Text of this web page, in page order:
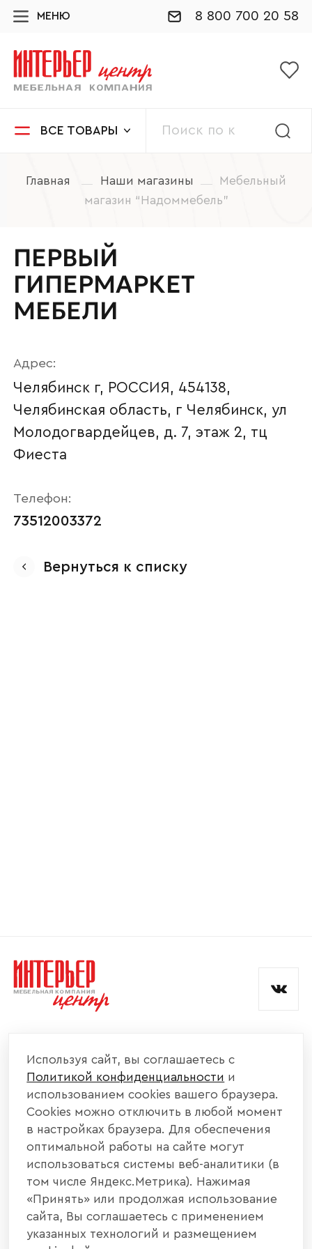
МЕНЮ 8 800 700 20 58
ВСЕ ТОВАРЫ
Главная Наши магазины
Мебельный
магазин “Надоммебель”
ПЕРВЫЙ
ГИПЕРМАРКЕТ
МЕБЕЛИ
Адрес:
Челябинск г, РОССИЯ, 454138,
Челябинская область, г Челябинск, ул
Молодогвардейцев, д. 7, этаж 2, тц
Фиеста
Телефон:
73512003372
Вернуться к списку
КАТАЛОГ МЕБЕЛИ
ИНФОРМАЦИЯ
НАШИ КОНТАКТЫ
+7 800 700 20 58
440004, г. Пенза, ул. Рябова, д. 31
Используя сайт, вы соглашаетесь с
Политикой конфиденциальности и
использованием cookies вашего браузера.
Cookies можно отключить в любой момент
в настройках браузера. Для обеспечения
оптимальной работы на сайте могут
использоваться системы веб-аналитики (в
том числе Яндекс.Метрика). Нажимая
«Принять» или продолжая использование
сайта, Вы соглашаетесь с применением
указанных технологий и размещением